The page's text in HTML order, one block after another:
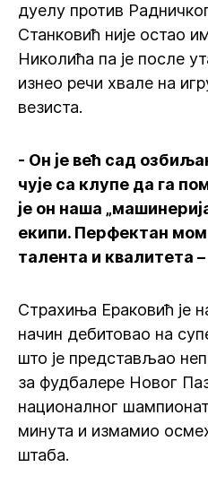
дуелу против
Станковић није остао
Николића па је после
изнео речи хвале на
везиста.
- Он је већ сад
чује са клупе да га
је он наша
екипи. Перфектан
талента и квалитета –
Страхиња Ераковић је
начин дебитовао на
што је представљао
за фудбалере Новог
националног
минута и измамио
штаба.